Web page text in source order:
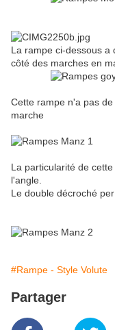
La rampe ci-dessous a
côté des marches en
Cette rampe n'a pas
marche
La particularité de
l'angle.
Le double décroché
#Rampe - Style Volute
Partager